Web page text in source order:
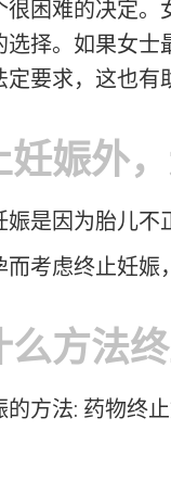
困难的决定
选择。如果女
要求，这也有
娠外
是因为胎儿不
考虑终止妊娠
方法终
方法: 药物终